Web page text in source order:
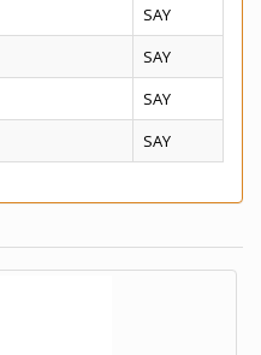
SAY
SAY
SAY
SAY